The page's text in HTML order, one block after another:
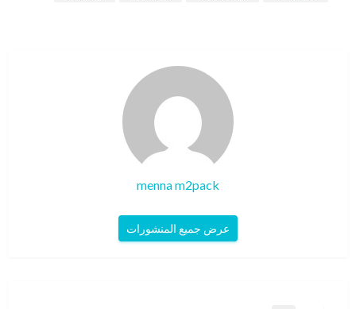
menna m2pack
عرض جميع المنشورات